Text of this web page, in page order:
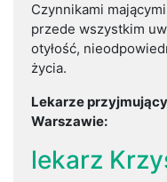
Czynnikami
przede wszystkim
otyłość,
życia.
Lekarze
Warszawie:
lekarz